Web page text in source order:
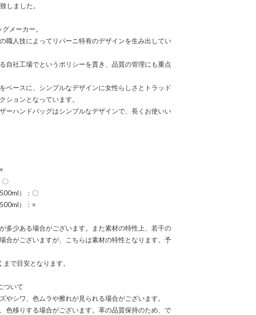
しました。
メーカー。
職人技によってリパーニ特有のデザインを生み出してい
自社工場でというポリシーを貫き、品質の管理にも重点
ベースに、シンプルなデザインに女性らしさとトラッド
ションとなっています。
ーハンドバッグはシンプルなデザインで、長くお使いい
〇
）：〇
）：×
多少ある場合がございます。また素材の特性上、若干の
合がございますが、こちらは素材の特性となります。予
で目安となります。
ついて
やシワ、色ムラや擦れが見られる場合がございます。
色移りする場合がございます。革の品質保持のため、で